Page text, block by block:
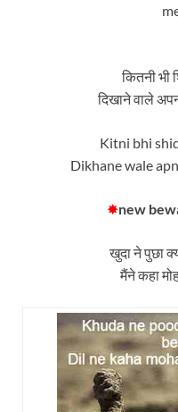
कितनी भी
दिखाने वाले
Kitni bhi
Dikhane wale
✸new
खुदा ने पुछा
मैंने कहा